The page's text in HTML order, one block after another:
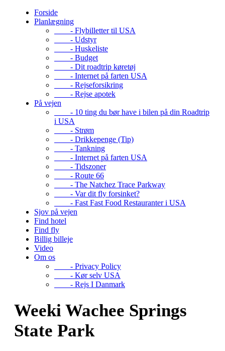
Forside
Planlægning
- Flybilletter til USA
- Udstyr
- Huskeliste
- Budget
- Dit roadtrip køretøj
- Internet på farten USA
- Rejseforsikring
- Rejse apotek
På vejen
- 10 ting du bør have i bilen på din Roadtrip
i USA
- Strøm
- Drikkepenge (Tip)
- Tankning
- Internet på farten USA
- Tidszoner
- Route 66
- The Natchez Trace Parkway
- Var dit fly forsinket?
- Fast Fast Food Restauranter i USA
Sjov på vejen
Find hotel
Find fly
Billig billeje
Video
Om os
- Privacy Policy
- Kør selv USA
- Rejs I Danmark
Weeki Wachee Springs
State Park